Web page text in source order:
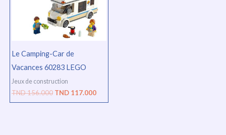
Le Camping-Car de
Vacances 60283 LEGO
Jeux de construction
TND156.000 TND 117.000